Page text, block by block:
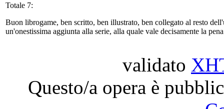
Totale 7:
Buon librogame, ben scritto, ben illustrato, ben collegato al resto
un'onestissima aggiunta alla serie, alla quale vale decisamente la
validato
Questo/a opera è